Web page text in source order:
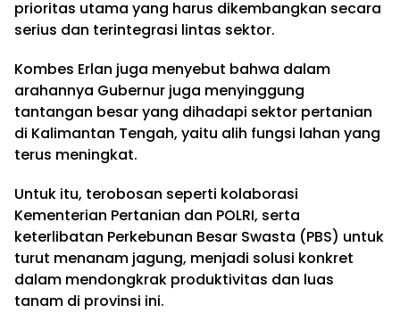
prioritas utama yang harus dikembangkan secara
serius dan terintegrasi lintas sektor.
Kombes Erlan juga menyebut bahwa dalam
arahannya Gubernur juga menyinggung
tantangan besar yang dihadapi sektor pertanian
di Kalimantan Tengah, yaitu alih fungsi lahan yang
terus meningkat.
Untuk itu, terobosan seperti kolaborasi
Kementerian Pertanian dan POLRI, serta
keterlibatan Perkebunan Besar Swasta (PBS) untuk
turut menanam jagung, menjadi solusi konkret
dalam mendongkrak produktivitas dan luas
tanam di provinsi ini.